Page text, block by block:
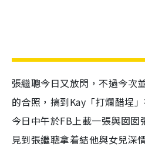
張繼聰今日又放閃，不過今次
的合照，搞到Kay「打爛醋埕
今日中午於FB上載一張與囡囡
見到張繼聰拿着結他與女兒深